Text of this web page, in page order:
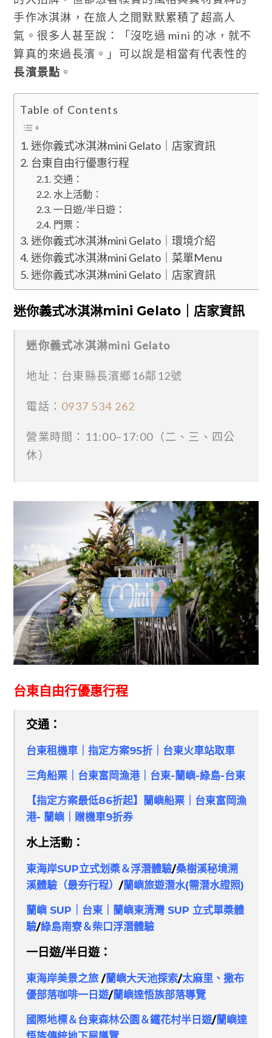
手作冰淇淋，在旅人之間默默累積了超高人
氣。很多人甚至說：「沒吃過 mini 的冰，就不
算真的來過長濱。」可以說是相當有代表性的
長濱景點 。
Table of Contents
迷你義式冰淇淋mini Gelato｜店家資訊
台東自由行優惠行程
交通：
水上活動：
一日遊/半日遊：
門票：
迷你義式冰淇淋mini Gelato｜環境介紹
迷你義式冰淇淋mini Gelato｜菜單Menu
迷你義式冰淇淋mini Gelato｜店家資訊
迷你義式冰淇淋mini Gelato｜店家資訊
迷你義式冰淇淋mini Gelato
地址：台東縣長濱鄉16鄰12號
電話： 0937 534 262
營業時間：11:00–17:00（二、三、四公
休）
台東自由行優惠行程
交通：
台東租機車｜指定方案95折｜台東火車站取車
三角船票｜台東富岡漁港｜台東-蘭嶼-綠島-台東
【指定方案最低86折起】蘭嶼船票｜台東富岡漁
港- 蘭嶼｜贈機車9折券
水上活動：
東海岸SUP立式划槳＆浮潛體驗/桑樹溪秘境溯
溪體驗（最夯行程）/蘭嶼旅遊潛水(需潛水證照)
蘭嶼 SUP｜台東｜蘭嶼東清灣 SUP 立式單槳體
驗/綠島南寮＆柴口浮潛體驗
一日遊/半日遊：
東海岸美景之旅/蘭嶼大天池探索/太麻里、撒布
優部落咖啡一日遊/蘭嶼達悟族部落導覽
國際地標＆台東森林公園＆鐵花村半日遊/蘭嶼達